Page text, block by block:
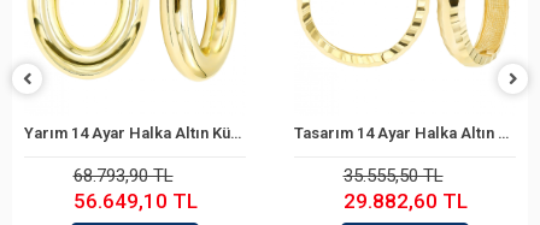
Sepete Ekle
Yarım 14 Ayar Halka Altın Küpe
68.793,90 TL
56.649,10 TL
Sepete Ekle
Tasarım 14 Ayar Halka Altın Küpe
35.555,50 TL
29.882,60 TL